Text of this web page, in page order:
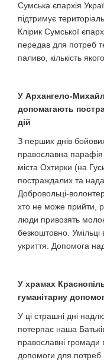
Сумська єпархія
підтримує
Клірик Сумської
передав для потреб
паливо, кількість
У Архангело-
допомагають
дій
З перших днів
православна
міста Охтирки (на
постраждалих та
Добровольці-
хто не може прийти,
люди привозять
безкоштовно. Умільці
укриття. Допомога
У храмах
гуманітарну
У ці страшні дні
потерпає наша
православні громади
допомоги для потреб